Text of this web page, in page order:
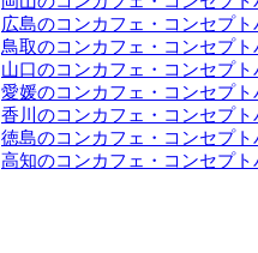
広島のコンカフェ・コンセプト
鳥取のコンカフェ・コンセプト
山口のコンカフェ・コンセプト
愛媛のコンカフェ・コンセプト
香川のコンカフェ・コンセプト
徳島のコンカフェ・コンセプト
高知のコンカフェ・コンセプト